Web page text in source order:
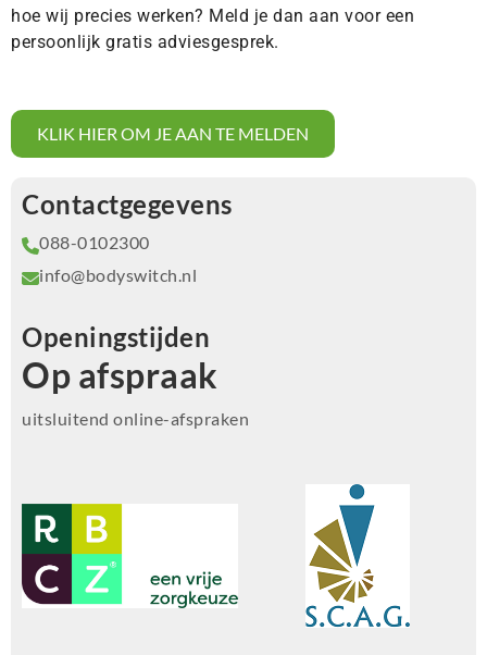
hoe wij precies werken? Meld je dan aan voor een
persoonlijk gratis adviesgesprek.
KLIK HIER OM JE AAN TE MELDEN
Contactgegevens
088-0102300
info@bodyswitch.nl
Openingstijden
Op afspraak
uitsluitend online-afspraken